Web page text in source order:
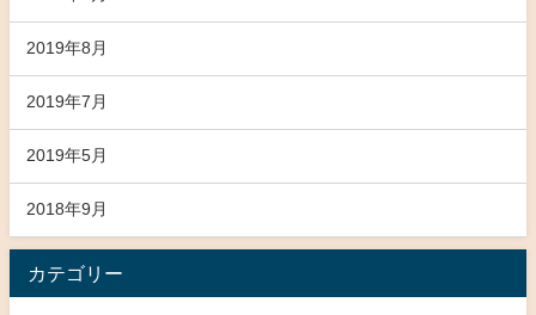
2019年8月
2019年7月
2019年5月
2018年9月
カテゴリー